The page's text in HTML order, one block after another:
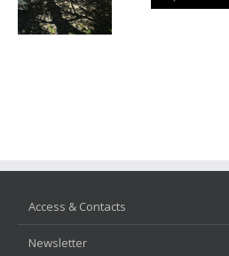
Access & Contacts
Newsletter